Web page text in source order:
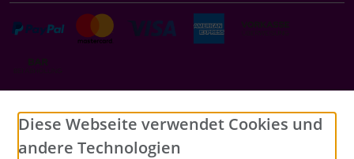
Social Media
Diese Webseite verwendet Cookies und
andere Technologien